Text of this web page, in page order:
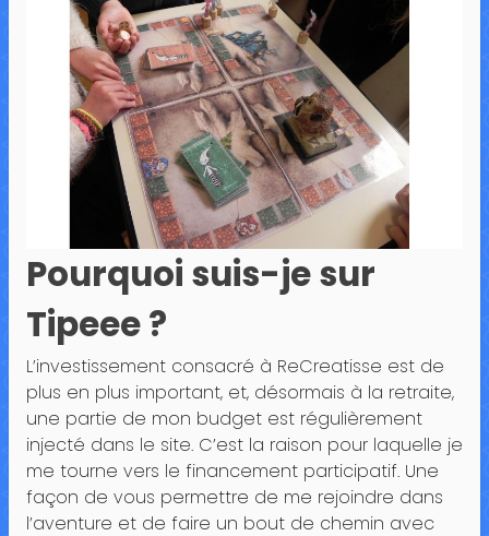
Pourquoi suis-je sur
Tipeee ?
L’investissement consacré à ReCreatisse est de
plus en plus important, et, désormais à la retraite,
une partie de mon budget est régulièrement
injecté dans le site. C’est la raison pour laquelle je
me tourne vers le financement participatif. Une
façon de vous permettre de me rejoindre dans
l’aventure et de faire un bout de chemin avec